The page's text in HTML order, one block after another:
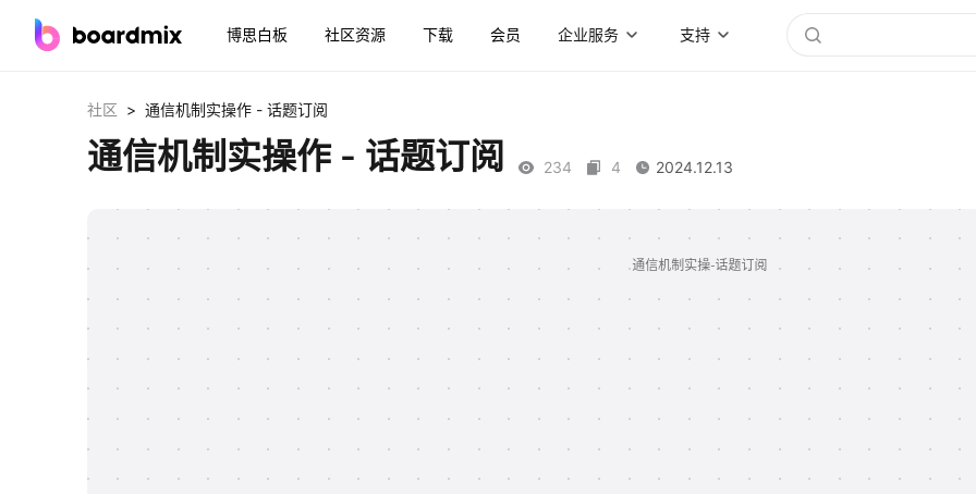
博思白板 社区资源 下载 会员 企业服务 支持
社区 > 通信机制实操作 - 话题订阅
通信机制实操作 - 话题订阅 234 4 2024.12.13